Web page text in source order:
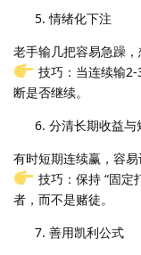
情绪化下注
老手输几把容易急躁，
技巧：当连续输
断是否继续。
分清长期收益与
有时短期连续赢，容易
技巧：保持 “固定
者，而不是赌徒。
善用凯利公式